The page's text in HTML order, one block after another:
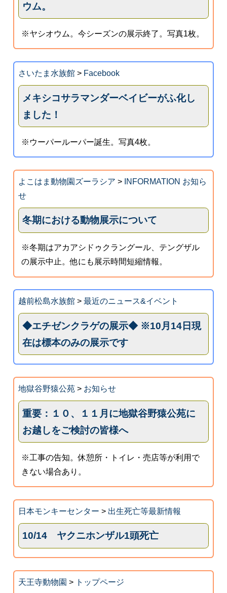
ウム。
※ヤシオウム。今シーズンの展示終了。写真1枚。
さいたま水族館> Facebook
メキシコサラマンダーベイビーがふ化し
ました！
※ウーパールーパー誕生。写真4枚。
よこはま動物園ズーラシア > INFORMATION お知ら
せ
冬期における動物展示について
※冬期はアカアシドゥクラングール、テングザル
の展示中止。他にも展示時間短縮情報。
越前松島水族館> 最近のニュース&イベント
◆エチゼンクラゲの展示◆ ※10月14日現
在は標本のみの展示です
地獄谷野猿公苑> お知らせ
重要：１０、１１月に地獄谷野猿公苑に
お越しをご検討の皆様へ
※工事の告知。休憩所・トイレ・売店等が利用で
きない場合あり。
日本モンキーセンター > 出生死亡等最新情報
10/14 ヤクニホンザル1頭死亡
天王寺動物園 > トップページ